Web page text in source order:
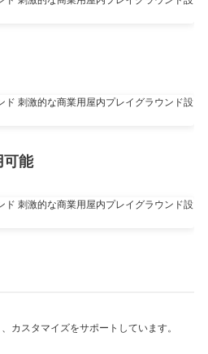
可能
カスタマイズをサポートしています。